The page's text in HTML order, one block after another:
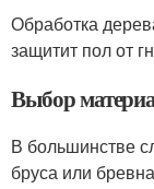
Обработка
защитит пол от
Выбор
В большинстве
бруса или